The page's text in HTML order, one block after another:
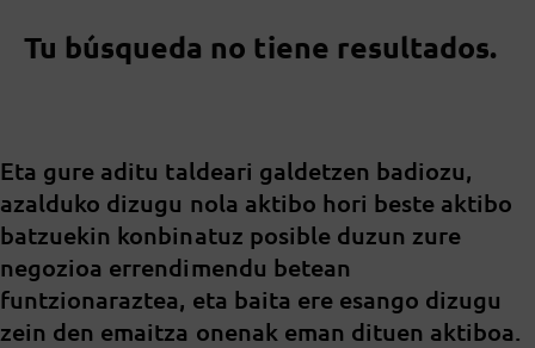
Tu búsqueda no tiene resultados.
Eta gure aditu taldeari galdetzen badiozu,
azalduko dizugu nola aktibo hori beste aktibo
batzuekin konbinatuz posible duzun zure
negozioa errendimendu betean
funtzionaraztea, eta baita ere esango dizugu
zein den emaitza onenak eman dituen aktiboa.